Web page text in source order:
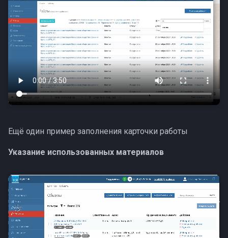
Ещё один пример заполнения карточки работы
Указание использованных материалов